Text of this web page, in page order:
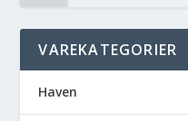
VAREKATEGORIER
Haven